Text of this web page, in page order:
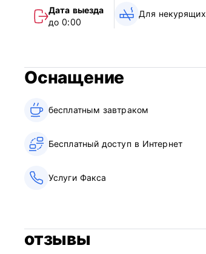
• Доступный обед, шведский стол и
обеды
• Бесплатный беспроводной доступ в
• Камера хранения багажа
• Билеты со скидкой на месте в
Пожалуйста, обрати внимание:
Заезд с 13:00 до 18:00.
Выезд до 11:00
Принимаются дебетовые карты;
Кредитные карты не принимаются
Дата выезда
до 0:00
Для некурящих
Оснащение
бесплатным завтраком‎
Бесплатный доступ в Интернет
Услуги Факса
отзывы